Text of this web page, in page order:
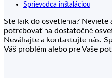
Sprievodca inštaláciou
Ste laik do osvetlenia? Neviete
potrebovať na dostatočné
Neváhajte a kontaktujte nás.
Váš problém alebo pre Vaše